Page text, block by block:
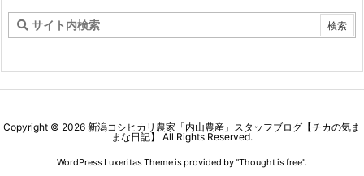
Copyright © 2026 新潟コシヒカリ農家「内山農産」スタッフブログ【チカの気ま
まな日記】
All Rights Reserved.
WordPress Luxeritas Theme is provided by "Thought is free".